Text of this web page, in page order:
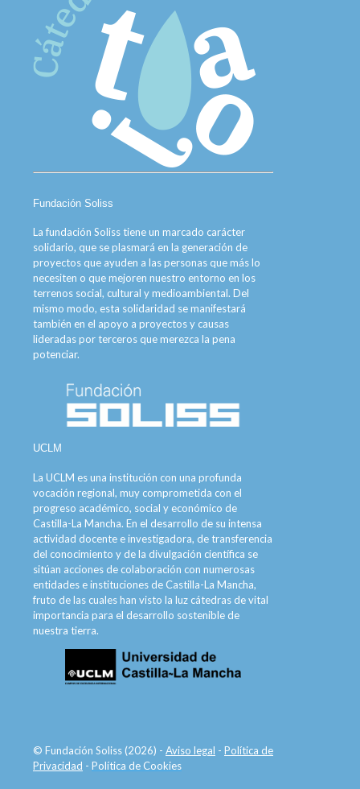
Fundación Soliss
La fundación Soliss tiene un marcado carácter
solidario, que se plasmará en la generación de
proyectos que ayuden a las personas que más lo
necesiten o que mejoren nuestro entorno en los
terrenos social, cultural y medioambiental. Del
mismo modo, esta solidaridad se manifestará
también en el apoyo a proyectos y causas
lideradas por terceros que merezca la pena
potenciar.
UCLM
La UCLM es una institución con una profunda
vocación regional, muy comprometida con el
progreso académico, social y económico de
Castilla-La Mancha. En el desarrollo de su intensa
actividad docente e investigadora, de transferencia
del conocimiento y de la divulgación científica se
sitúan acciones de colaboración con numerosas
entidades e instituciones de Castilla-La Mancha,
fruto de las cuales han visto la luz cátedras de vital
importancia para el desarrollo sostenible de
nuestra tierra.
© Fundación Soliss (2026) - Aviso legal - Política de
Privacidad - Política de Cookies